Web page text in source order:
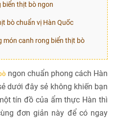
biển thịt bò ngon
bò chuẩn vị Hàn Quốc
món canh rong biển thịt bò
ngon chuẩn phong cách Hàn
dưới đây sẻ không khiến bạn
tín đồ của ẩm thực Hàn thì
đơn giản này để có ngay